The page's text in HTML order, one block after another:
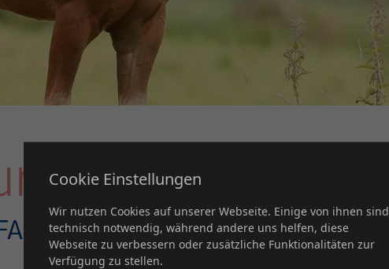
Cookie Einstellungen
Wir nutzen Cookies auf unserer Webseite. Einige von ihnen sind
technisch notwendig, während andere uns helfen, diese
Webseite zu verbessern oder zusätzliche Funktionalitäten zur
Verfügung zu stellen.